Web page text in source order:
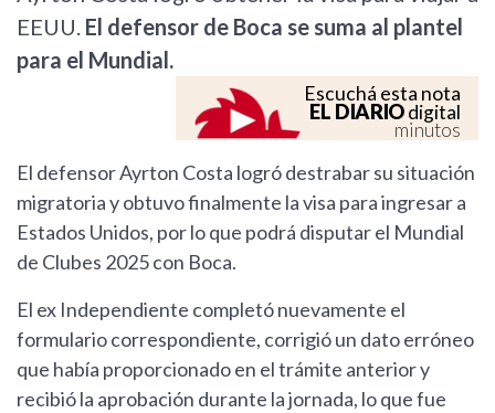
EEUU. El defensor de Boca se suma al plantel
para el Mundial.
Escuchá esta nota
EL DIARIOdigital
minutos
El defensor Ayrton Costa logró destrabar su situación
migratoria y obtuvo finalmente la visa para ingresar a
Estados Unidos, por lo que podrá disputar el Mundial
de Clubes 2025 con Boca.
El ex Independiente completó nuevamente el
formulario correspondiente, corrigió un dato erróneo
que había proporcionado en el trámite anterior y
recibió la aprobación durante la jornada, lo que fue